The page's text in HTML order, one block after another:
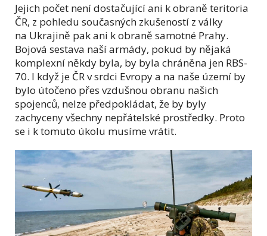
Jejich počet není dostačující ani k obraně teritoria
ČR, z pohledu současných zkušeností z války
na Ukrajině pak ani k obraně samotné Prahy.
Bojová sestava naší armády, pokud by nějaká
komplexní někdy byla, by byla chráněna jen RBS-
70. I když je ČR v srdci Evropy a na naše území by
bylo útočeno přes vzdušnou obranu našich
spojenců, nelze předpokládat, že by byly
zachyceny všechny nepřátelské prostředky. Proto
se i k tomuto úkolu musíme vrátit.